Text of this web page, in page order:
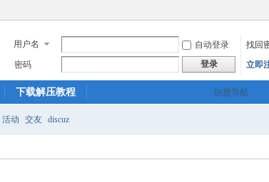
用户名 自动登录
找回
密码
登录 立即
快捷导航
下载解压教程
活动 交友 discuz